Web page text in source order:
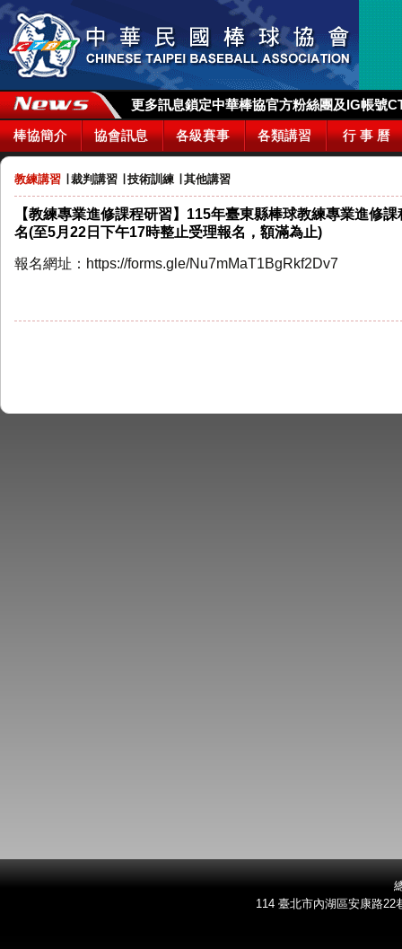
更多訊息鎖定中華棒協官方粉絲團及IG帳號
棒協簡介 協會訊息 各級賽事 各類講習 行 事 曆
教練講習 裁判講習 技術訓練 其他講習
【教練專業進修課程研習】115年臺東縣棒球教練專業進修
名(至5月22日下午17時整止受理報名，額滿為止)
報名網址：https://forms.gle/Nu7mMaT1BgRkf2Dv7
114 臺北市內湖區安康路22